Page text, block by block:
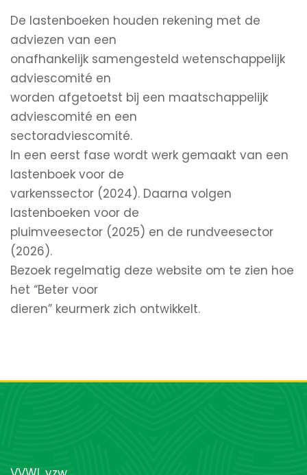
De lastenboeken houden rekening met de
adviezen van een
onafhankelijk samengesteld wetenschappelijk
adviescomité en
worden afgetoetst bij een maatschappelijk
adviescomité en een
sectoradviescomité.
In een eerst fase wordt werk gemaakt van een
lastenboek voor de
varkenssector (2024). Daarna volgen
lastenboeken voor de
pluimveesector (2025) en de rundveesector
(2026).
Bezoek regelmatig deze website om te zien hoe
het “Beter voor
dieren” keurmerk zich ontwikkelt.